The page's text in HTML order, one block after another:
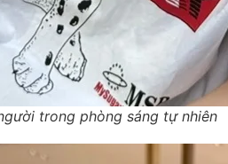
trong phòng sáng tự nhiên